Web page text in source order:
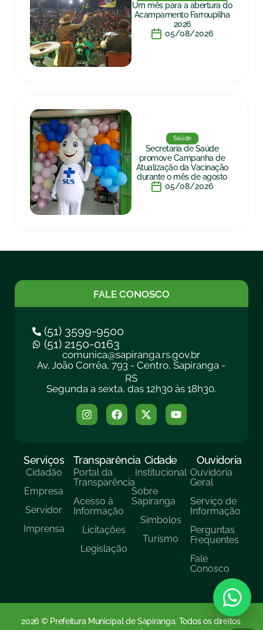
Um mês para a abertura do
Acampamento Farroupilha
2026
05/08/2026
Saúde
Secretaria de Saúde
promove Campanha de
Atualização da Vacinação
durante o mês de agosto
05/08/2026
FALE CONOSCO
(51) 3599-9500
(51) 2150-0163
comunica@sapiranga.rs.gov.br
Av. João Corrêa, 793 - Centro, Sapiranga -
RS
Segunda a sexta, das 12h30 às 18h30.
Serviços
Cidadão
Empresa
Servidor
Imprensa
Transparência
Portal da
Transparência
Acesso à
Informação
Licitações
Legislação
Cidade
Institucional
Sobre
Sapiranga
Símbolos
Turísmo
Ouvidoria
Ouvidoria
Geral
Serviço de
Informação
Perguntas
Frequentes
Fale
Conosco
2026 © Prefeitura Municipal de Sapiranga. Todos os direitos